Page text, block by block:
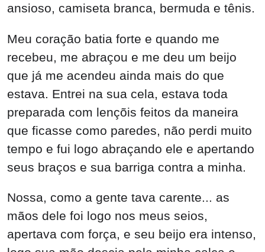
ansioso, camiseta branca, bermuda e tênis.
Meu coração batia forte e quando me
recebeu, me abraçou e me deu um beijo
que já me acendeu ainda mais do que
estava. Entrei na sua cela, estava toda
preparada com lençõis feitos da maneira
que ficasse como paredes, não perdi muito
tempo e fui logo abraçando ele e apertando
seus braços e sua barriga contra a minha.